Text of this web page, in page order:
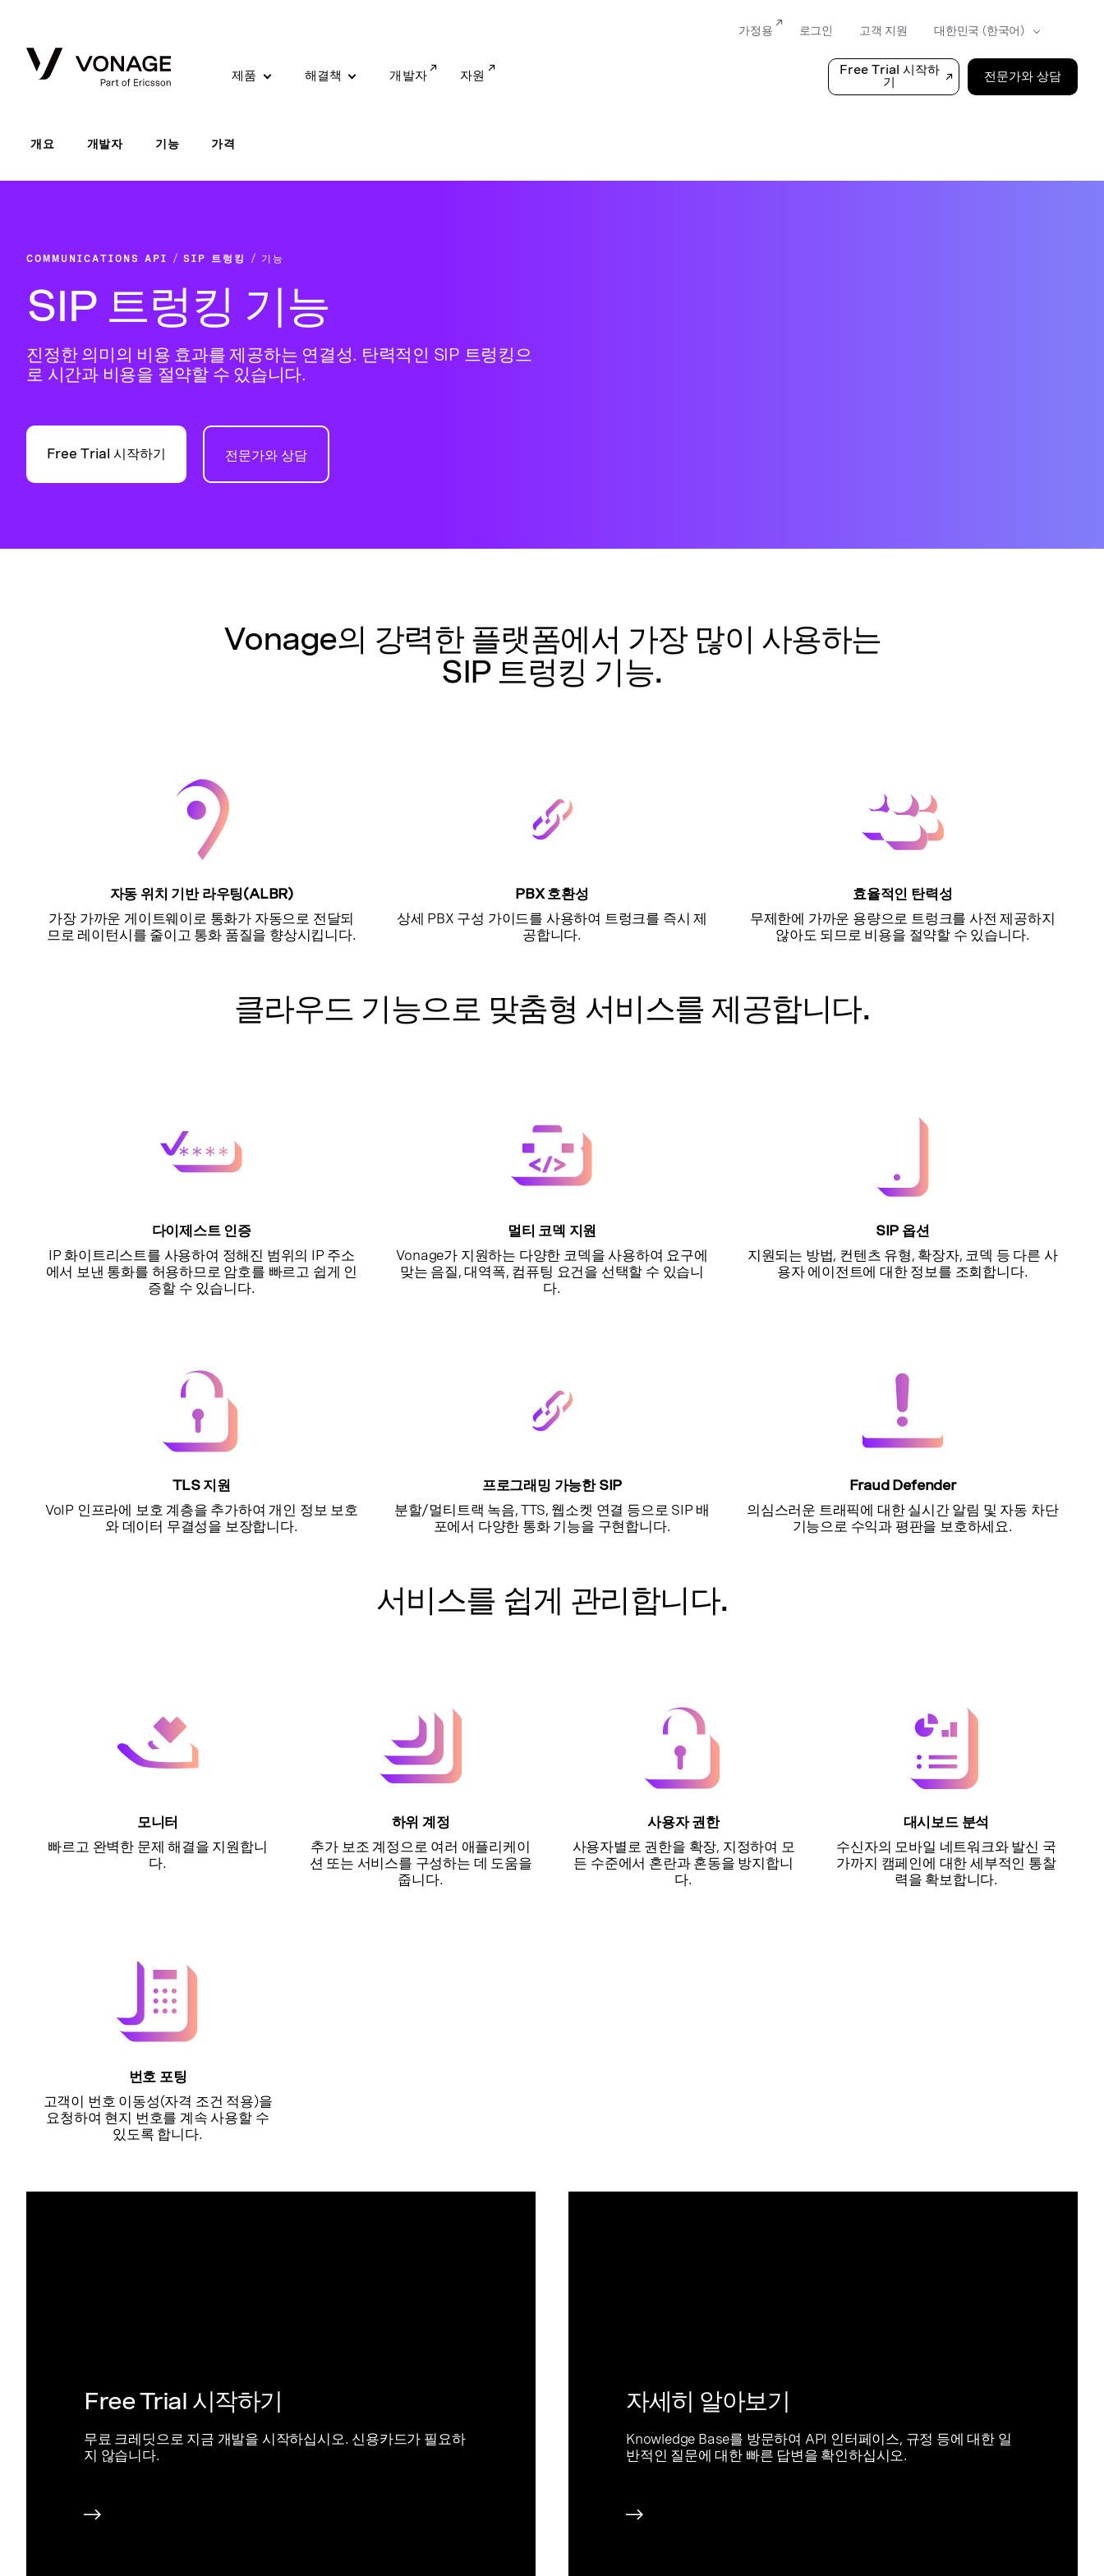
제품 해결책 개발자 자원
Free Trial 시작하
기
전문가와 상담
가정용 로그인 고객 지원
개요 개발자 기능 가격
COMMUNICATIONS API SIP 트렁킹 기능
SIP 트렁킹 기능
진정한 의미의 비용 효과를 제공하는 연결성. 탄력적인 SIP 트렁킹으
로 시간과 비용을 절약할 수 있습니다.
Free Trial 시작하기 전문가와 상담
Vonage의 강력한 플랫폼에서 가장 많이 사용하는
SIP 트렁킹 기능.
자동 위치 기반 라우팅(ALBR)
가장 가까운 게이트웨이로 통화가 자동으로 전달되
므로 레이턴시를 줄이고 통화 품질을 향상시킵니다.
PBX 호환성
상세 PBX 구성 가이드를 사용하여 트렁크를 즉시 제
공합니다.
효율적인 탄력성
무제한에 가까운 용량으로 트렁크를 사전 제공하지
않아도 되므로 비용을 절약할 수 있습니다.
클라우드 기능으로 맞춤형 서비스를 제공합니다.
다이제스트 인증
IP 화이트리스트를 사용하여 정해진 범위의 IP 주소
에서 보낸 통화를 허용하므로 암호를 빠르고 쉽게 인
증할 수 있습니다.
멀티 코덱 지원
Vonage가 지원하는 다양한 코덱을 사용하여 요구에
맞는 음질, 대역폭, 컴퓨팅 요건을 선택할 수 있습니
다.
SIP 옵션
지원되는 방법, 컨텐츠 유형, 확장자, 코덱 등 다른 사
용자 에이전트에 대한 정보를 조회합니다.
TLS 지원
VoIP 인프라에 보호 계층을 추가하여 개인 정보 보호
와 데이터 무결성을 보장합니다.
프로그래밍 가능한 SIP
분할/멀티트랙 녹음, TTS, 웹소켓 연결 등으로 SIP 배
포에서 다양한 통화 기능을 구현합니다.
Fraud Defender
의심스러운 트래픽에 대한 실시간 알림 및 자동 차단
기능으로 수익과 평판을 보호하세요.
서비스를 쉽게 관리합니다.
모니터
빠르고 완벽한 문제 해결을 지원합니
다.
하위 계정
추가 보조 계정으로 여러 애플리케이
션 또는 서비스를 구성하는 데 도움을
줍니다.
사용자 권한
사용자별로 권한을 확장, 지정하여 모
든 수준에서 혼란과 혼동을 방지합니
다.
대시보드 분석
수신자의 모바일 네트워크와 발신 국
가까지 캠페인에 대한 세부적인 통찰
력을 확보합니다.
번호 포팅
고객이 번호 이동성(자격 조건 적용)을
요청하여 현지 번호를 계속 사용할 수
있도록 합니다.
Free Trial 시작하기
무료 크레딧으로 지금 개발을 시작하십시오. 신용카드가 필요하
지 않습니다.
자세히 알아보기
Knowledge Base를 방문하여 API 인터페이스, 규정 등에 대한 일
반적인 질문에 대한 빠른 답변을 확인하십시오.